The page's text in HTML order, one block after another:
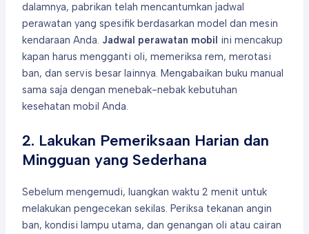
dalamnya, pabrikan telah mencantumkan jadwal
perawatan yang spesifik berdasarkan model dan mesin
kendaraan Anda. Jadwal perawatan mobil ini mencakup
kapan harus mengganti oli, memeriksa rem, merotasi
ban, dan servis besar lainnya. Mengabaikan buku manual
sama saja dengan menebak-nebak kebutuhan
kesehatan mobil Anda.
2. Lakukan Pemeriksaan Harian dan
Mingguan yang Sederhana
Sebelum mengemudi, luangkan waktu 2 menit untuk
melakukan pengecekan sekilas. Periksa tekanan angin
ban, kondisi lampu utama, dan genangan oli atau cairan